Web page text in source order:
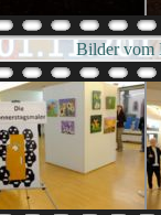
Bilder vom